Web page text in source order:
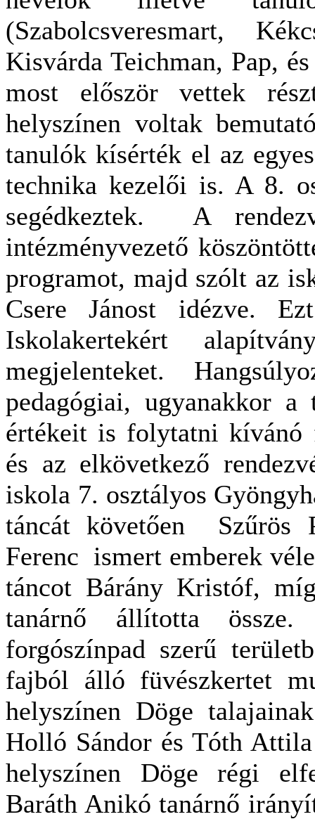
(Szabolcsveresmart,
Kisvárda Teichman, Pap,
most először vettek
helyszínen voltak
tanulók kísérték el az
technika kezelői is. A 8.
segédkeztek. A
intézményvezető
programot, majd szólt az
Csere Jánost idézve.
Iskolakertekért
megjelenteket.
pedagógiai, ugyanakkor a
értékeit is folytatni kívánó
és az elkövetkező
iskola 7. osztályos
táncát követően Szűrös
Ferenc ismert emberek
táncot Bárány Kristóf,
tanárnő állította
forgószínpad szerű
fajból álló füvészkertet
helyszínen Döge
Holló Sándor és Tóth
helyszínen Döge régi
Baráth Anikó tanárnő